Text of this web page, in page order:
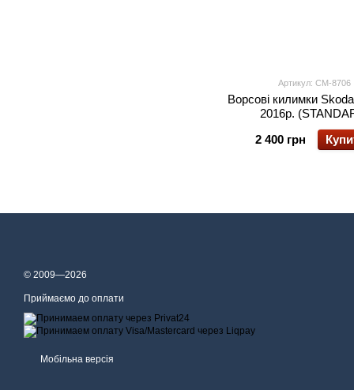
Артикул: CM-8706
Ворсові килимки
2016р.
2 400 грн
© 2009—2026
Приймаємо до оплати
Мобільна версія